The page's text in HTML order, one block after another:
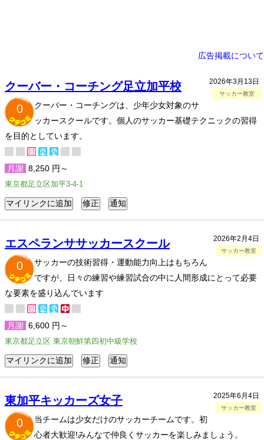
広告掲載について
2026年3月13日
サッカー教室
クーバー・コーチング足立加平校
0
クーバー・コーチングは、少年少女対象のサ
ッカースクールです。個人のサッカー基礎テクニックの習得
を目的としています。
月謝 8,250 円～
東京都足立区加平3-4-1
2026年2月4日
サッカー教室
エスペランササッカースクール
0
サッカーの技術習得・運動能力向上はもちろん
ですが、日々の練習や練習試合の中に人間形成にとって必要
な要素を盛り込んでいます
月謝 6,600 円～
東京都足立区 東京朝鮮第四初中級学校
2025年6月4日
サッカー教室
東加平キッカーズ女子
0
当チームは少女だけのサッカーチームです。初
心者大歓迎!みんなで仲良くサッカーを楽しみましょう。